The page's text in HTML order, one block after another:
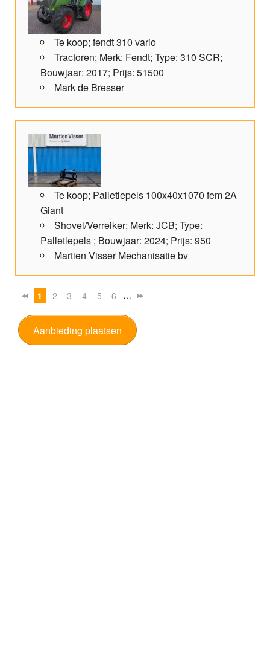
Te koop; fendt 310 vario
Tractoren; Merk: Fendt; Type: 310 SCR;
Bouwjaar: 2017; Prijs: 51500
Mark de Bresser
Te koop; Palletlepels 100x40x1070 fem 2A
Giant
Shovel/Verreiker; Merk: JCB; Type:
Palletlepels ; Bouwjaar: 2024; Prijs: 950
Martien Visser Mechanisatie bv
1 2 3 4 5 6 …
Aanbieding plaatsen